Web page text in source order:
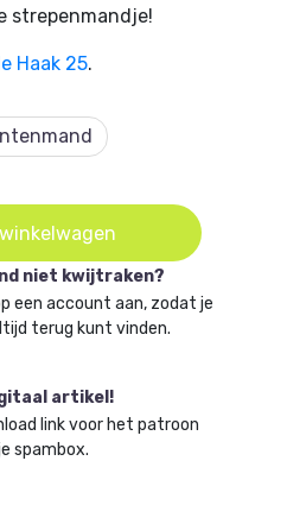
strepenmandje!
Haak 25.
niet kwijtraken?
een account aan, zodat je
terug kunt vinden.
artikel!
link voor het patroon
spambox.